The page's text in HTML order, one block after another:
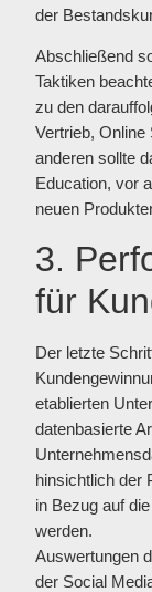
der
Abschließend
Taktiken
zu den
Vertrieb,
anderen sollte
Education, vor
neuen
3.
für
Der letzte
etablierten
datenbasierte
hinsichtlich der
in Bezug auf
werden.
Auswertungen
der Social